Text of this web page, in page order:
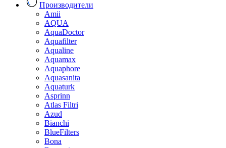
Производители
Amii
AQUA
AquaDoctor
Aquafilter
Aqualine
Aquamax
Aquaphore
Aquasanita
Aquaturk
Asprinn
Atlas Filtri
Azud
Bianchi
BlueFilters
Bona